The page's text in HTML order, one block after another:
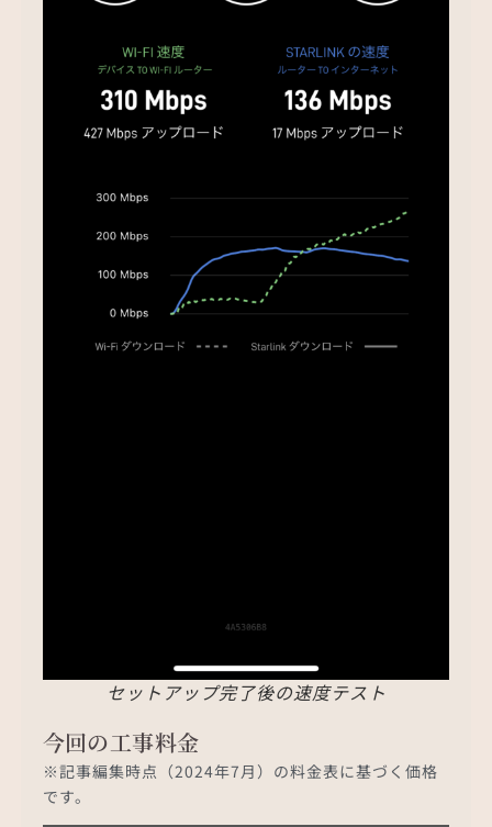
セットアップ完了後の速度テスト
今回の工事料金
※記事編集時点（2024年7月）の料金表に基づく価格
です。